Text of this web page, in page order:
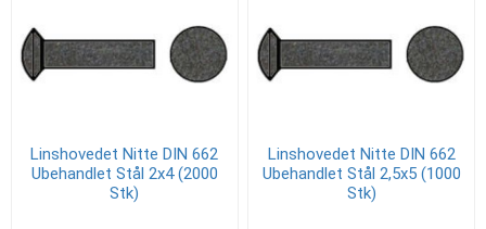
Linshovedet Nitte DIN 662
Ubehandlet Stål 2x4 (2000
Stk)
Linshovedet Nitte DIN 662
Ubehandlet Stål 2,5x5 (1000
Stk)